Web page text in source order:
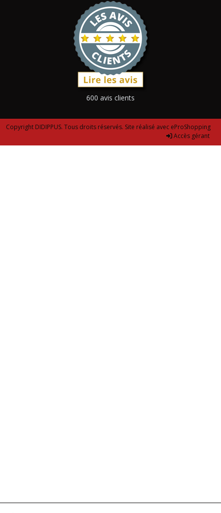
600 avis clients
Copyright DIDIPPUS. Tous droits réservés. Site réalisé avec eProShopping
Accès gérant